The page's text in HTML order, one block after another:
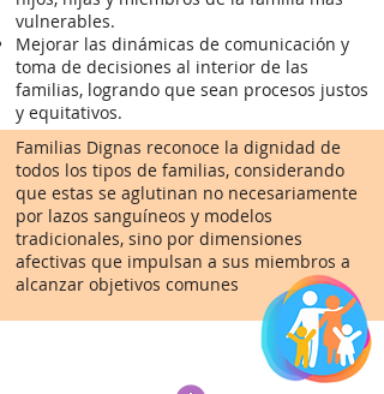
vulnerables.
Mejorar las dinámicas de comunicación y
toma de decisiones al interior de las
familias, logrando que sean procesos justos
y equitativos.
Familias Dignas reconoce la dignidad de
todos los tipos de familias, considerando
que estas se aglutinan no necesariamente
por lazos sanguíneos y modelos
tradicionales, sino por dimensiones
afectivas que impulsan a sus miembros a
alcanzar objetivos comunes